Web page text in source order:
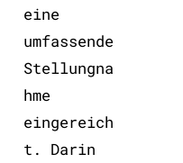
eine
umfassende
Stellungna
hme
eingereich
t. Darin